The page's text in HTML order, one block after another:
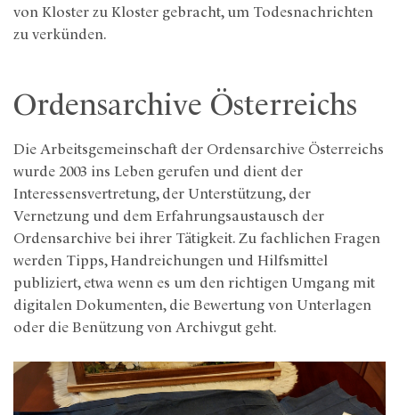
von Kloster zu Kloster gebracht, um Todesnachrichten
zu verkünden.
Ordensarchive Österreichs
Die Arbeitsgemeinschaft der Ordensarchive Österreichs
wurde 2003 ins Leben gerufen und dient der
Interessensvertretung, der Unterstützung, der
Vernetzung und dem Erfahrungsaustausch der
Ordensarchive bei ihrer Tätigkeit. Zu fachlichen Fragen
werden Tipps, Handreichungen und Hilfsmittel
publiziert, etwa wenn es um den richtigen Umgang mit
digitalen Dokumenten, die Bewertung von Unterlagen
oder die Benützung von Archivgut geht.